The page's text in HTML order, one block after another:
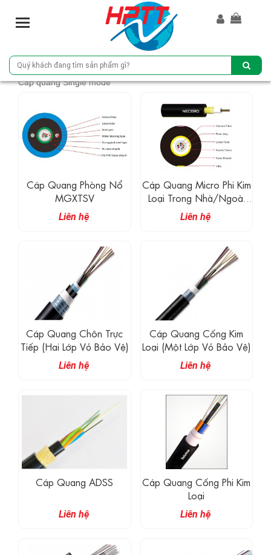
T
l
e
v
i
Cáp quang Single mode
Cáp Quang Phòng Nổ
MGXTSV
Liên hệ
Cáp Quang Micro Phi Kim
Loại Trong Nhà/ngoài
Trời (JET)
Liên hệ
Cáp Quang Chôn Trực
Tiếp (hai Lớp Vỏ Bảo Vệ)
Liên hệ
Cáp Quang Cống Kim
Loại (một Lớp Vỏ Bảo Vệ)
Liên hệ
Cáp Quang ADSS
Liên hệ
Cáp Quang Cống Phi Kim
Loại
Liên hệ